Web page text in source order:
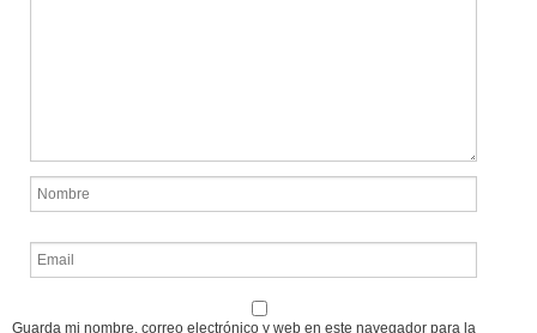
Guarda mi nombre, correo electrónico y web en este navegador para la